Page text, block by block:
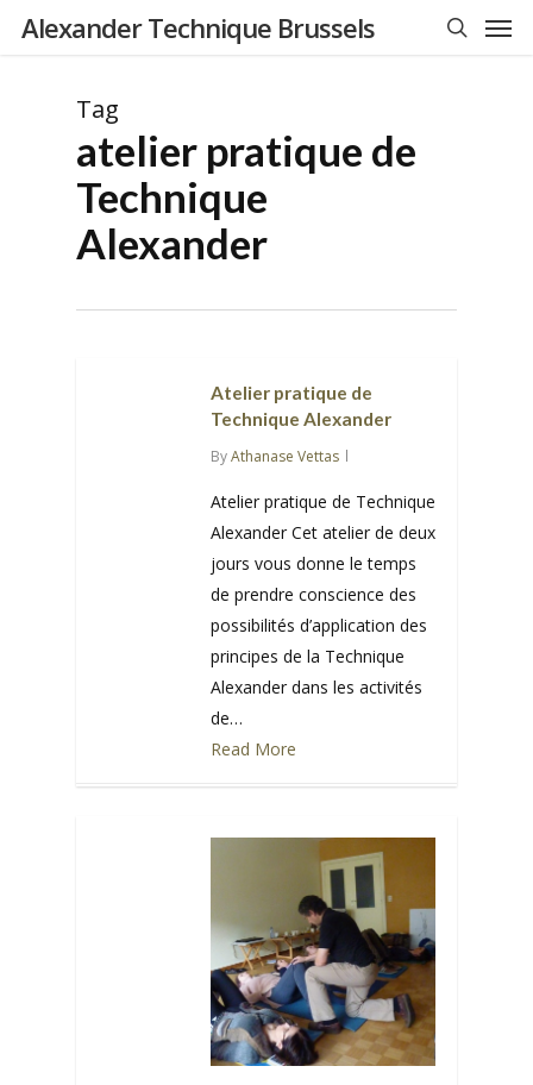
SkipAlexander Technique Brussels
Tag
atelier pratique de
Technique
Alexander
Atelier pratique de
Technique Alexander
ByAthanase Vettas
Atelier pratique de Technique
Alexander Cet atelier de deux
jours vous donne le temps
de prendre conscience des
possibilités d’application des
principes de la Technique
Alexander dans les activités
de…
Read More